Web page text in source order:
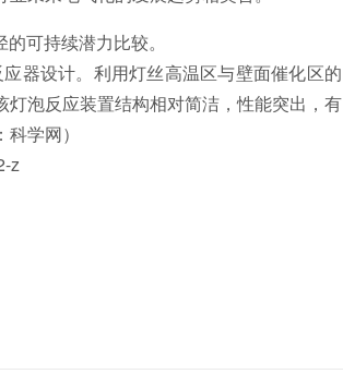
可持续潜力比较。
设计。利用灯丝高温区与壁面催化区的
泡反应装置结构相对简洁，性能突出，有
学网）
z